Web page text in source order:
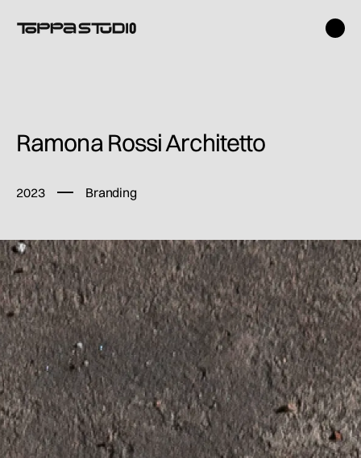
Ramona Rossi Architetto
2023 Branding